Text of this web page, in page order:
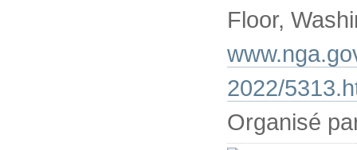
Floor,
2022/
Organisé